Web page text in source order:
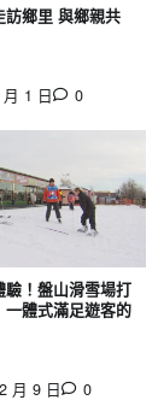
訪鄉里 與鄉親共
1 日
0
驗！盤山滑雪場打
一體式滿足遊客的
月 9 日
0